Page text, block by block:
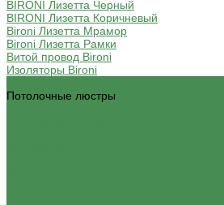
BIRONI Лизетта Черный
BIRONI Лизетта Коричневый
Bironi Лизетта Мрамор
Bironi Лизетта Рамки
Витой провод Bironi
Изоляторы Bironi
Потолочные люстры